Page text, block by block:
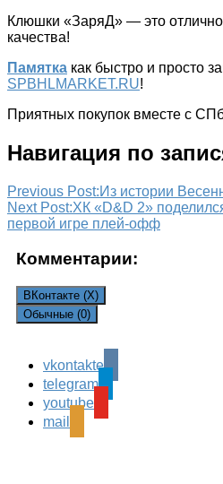
Клюшки «ЗаряД» — это
качества!
Памятка как быстро и просто
SPBHLMARKET.RU!
Приятных покупок вместе с
Навигация по
Previous Post:Из истории
Next Post:ХК «D&D 2»
первой игре плей-офф
Комментарии:
ВКонтакте (X)
Обычные (0)
Leave a Reply
Ваш адрес email не будет
поля помечены
vkontakte
telegram
youtube
mail